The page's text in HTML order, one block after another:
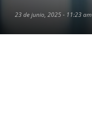
23 de junio, 2025 - 11:23 am